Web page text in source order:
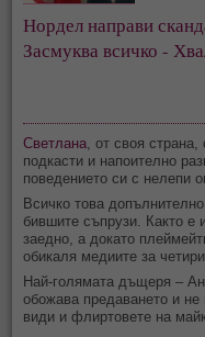
Нордел направи
Засмуква всичко -
Светлана , от своя
подкасти и напоително
поведението си с нелепи
Всичко това
бившите съпрузи. Както е
заедно, а докато
обикаля медиите за
Най-голямата дъщеря –
обожава предаването и не
види и флиртовете на